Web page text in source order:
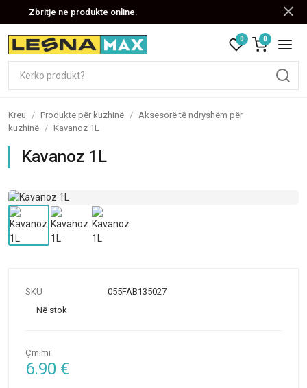
Zbritje ne produkte online.
0 0
Kreu / Produkte për kuzhinë / Aksesorë të ndryshëm për
kuzhinë / Kavanoz 1L
Kavanoz 1L
SKU
055FAB135027
Në stok
Çmimi
6.90 €